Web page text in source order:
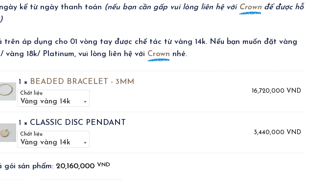
kể từ ngày thanh toán (nếu bạn cần gấp vui lòng liên hệ với Crownđể được hỗ
trên áp dụng cho 01 vòng tay được chế tác từ vàng 14k. Nếu bạn muốn đặt vàng
vàng 18k/ Platinum, vui lòng liên hệ với Crown nhé.
1 × BEADED BRACELET - 3MM
Chất liệu 16,720,000 VND
1 × CLASSIC DISC PENDANT
Chất liệu 3,440,000 VND
gói sản phẩm: 20,160,000 VND